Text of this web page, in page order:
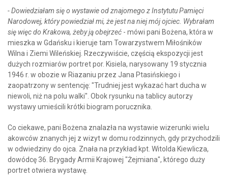
- Dowiedziałam się o wystawie od znajomego z Instytutu Pamięci
Narodowej, który powiedział mi, że jest na niej mój ojciec. Wybrałam
się więc do Krakowa, żeby ją obejrzeć - mówi pani Bożena, która w
mieszka w Gdańsku i kieruje tam Towarzystwem Miłośników
Wilna i Ziemi Wileńskiej. Rzeczywiście, częścią ekspozycji jest
dużych rozmiarów portret por. Kisiela, narysowany 19 stycznia
1946 r. w obozie w Riazaniu przez Jana Ptasińskiego i
zaopatrzony w sentencję: "Trudniej jest wykazać hart ducha w
niewoli, niż na polu walki". Obok rysunku na tablicy autorzy
wystawy umieścili krótki biogram porucznika.
Co ciekawe, pani Bożena znalazła na wystawie wizerunki wielu
akowców znanych jej z wizyt w domu rodzinnych, gdy przychodzili
w odwiedziny do ojca. Znała na przykład kpt. Witolda Kiewlicza,
dowódcę 36. Brygady Armii Krajowej "Żejmiana", którego duży
portret otwiera wystawę.